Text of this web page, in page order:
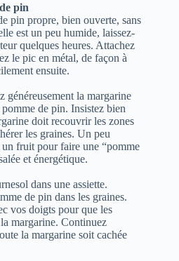
pin
pin propre, bien ouverte, sans
est un peu humide, laissez-
quelques heures. Attachez
le pic en métal, de façon à
ensuite.
généreusement la margarine
de pin. Insistez bien
doit recouvrir les zones
les graines. Un peu
fruit pour faire une “pomme
et énergétique.
dans une assiette.
de pin dans les graines.
vos doigts pour que les
margarine. Continuez
la margarine soit cachée